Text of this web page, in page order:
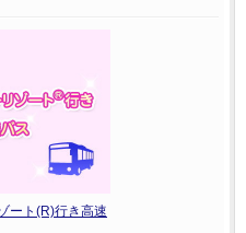
ート(R)行き高速